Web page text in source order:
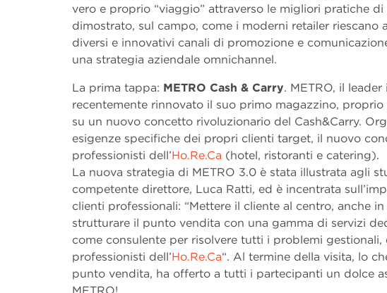
vero e proprio “viaggio” attraverso le migliori pratiche
dimostrato, sul campo, come i moderni retailer
diversi e innovativi canali di promozione e
una strategia aziendale omnichannel.
La prima tappa: METRO Cash & Carry. METRO, il
recentemente rinnovato il suo primo magazzino,
su un nuovo concetto rivoluzionario del Cash&Carry.
esigenze specifiche dei propri clienti target, il nuovo
professionisti dell’Ho.Re.Ca (hotel, ristoranti e catering).
La nuova strategia di METRO 3.0 è stata illustrata agli
competente direttore, Luca Ratti, ed è incentrata
clienti professionali: “Mettere il cliente al centro, anche
strutturare il punto vendita con una gamma di servizi
come consulente per risolvere tutti i problemi
professionisti dell’Ho.Re.Ca“. Al termine della visita, lo
punto vendita, ha offerto a tutti i partecipanti un dolce